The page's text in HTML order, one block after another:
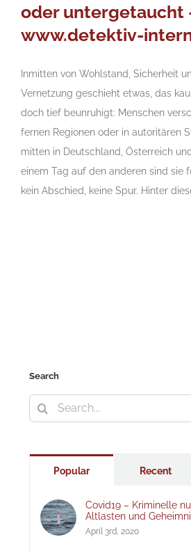
oder untergetaucht
www.detektiv-
Inmitten von Wohlstand, Sicherheit
Vernetzung geschieht etwas, das
doch tief beunruhigt: Menschen
fernen Regionen oder in autoritären
mitten in Deutschland, Österreich
einem Tag auf den anderen sind sie
kein Abschied, keine Spur. Hinter
Search
Search
for:
Popular Recent
Covid19 – Kriminelle
Altlasten und
April 3rd, 2020